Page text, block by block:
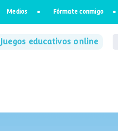
Medios Fórmate conmigo
Juegos educativos online